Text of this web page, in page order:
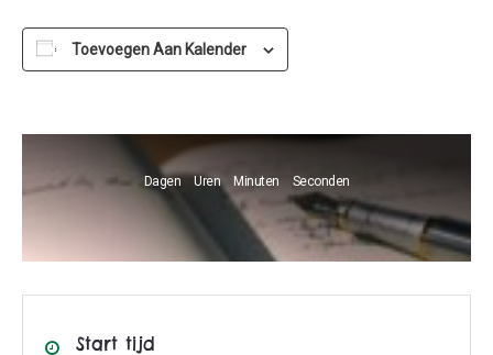
Toevoegen Aan Kalender
Dagen Uren Minuten Seconden
Start tijd